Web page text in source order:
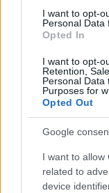
I want to opt-
Personal Data
Opted In
I want to opt-
Retention,
Personal Data
Purposes for
Opted Out
Google
I want to allow
related to
device
2026-08-08 17:00
Leeds Unitedvs
AC Milanvs
ELŐZŐ